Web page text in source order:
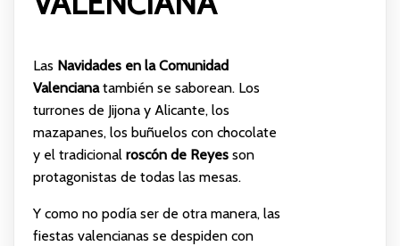
Las Navidades en la Comunidad
Valencianatambién se saborean. Los
turrones de Jijona y Alicante, los
mazapanes, los buñuelos con chocolate
y el tradicional roscón de Reyesson
protagonistas de todas las mesas.
Y como no podía ser de otra manera, las
fiestas valencianas se despiden con